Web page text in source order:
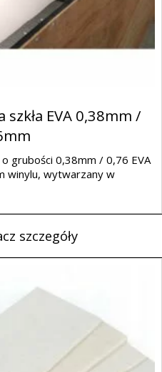
EVA 0,38mm /
o grubości 0,38mm / 0,76 EVA
winylu, wytwarzany w
szczegóły